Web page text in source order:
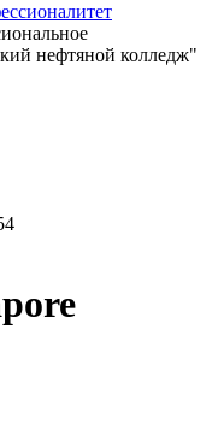
нефтяной колледж"